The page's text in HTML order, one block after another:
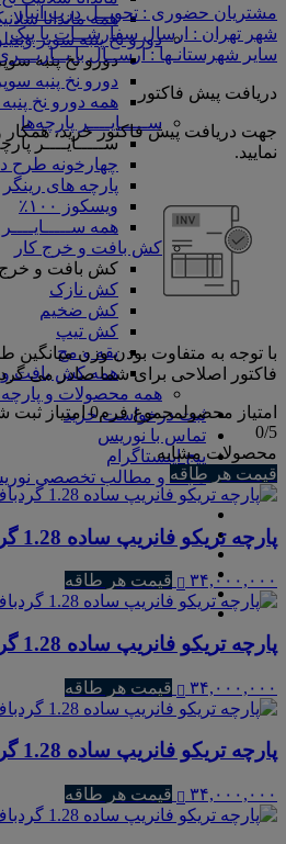
همه ماندانا
دورو نخ پنبه سوپر
دورو نخ پنبه
دورو نخ پنبه سوپر
همه دورو نخ
ســـــایــــر پارچه‌ها
ســـــایــــر
چهارخونه طرح
پارچه های رینگر
ویسکوز ۱۰۰٪
همه
کش بافت و خرج کار
کش بافت و خرج
کش نازک
کش ضخیم
کش تیپ
یقه و مچ
همه کش بافت و
همه محصولات و پارچه
ثبت درخواست خرید
تماس با نوریس
پیج اینستاگرام
مجله و مطالب تخصصی
مشتریان حضوری : تحویــل درب انبار
شهر تهران : ارسال سفارشــات با پیک
سایر شهرستانـها : ارســال با
دریافت پیش فاکتور
جهت دریافت پیش فاکتور خرید،
نمایید.
با توجه به متفاوت بودن وزن
فاکتور اصلاحی برای شما صادر می
امتیاز محصولمجموع فرم0امتیاز ثبت
0/5
محصولات مشابه
قیمت هر طاقه
پارچه تریکو فانریپ ساده 1.28 گردباف | سبز
۳۴,۰۰۰,۰۰۰ قیمت هر طاقه
پارچه تریکو فانریپ ساده 1.28 گردباف | سفید
۳۴,۰۰۰,۰۰۰ قیمت هر طاقه
پارچه تریکو فانریپ ساده 1.28 گردباف | قرمز
۳۴,۰۰۰,۰۰۰ قیمت هر طاقه